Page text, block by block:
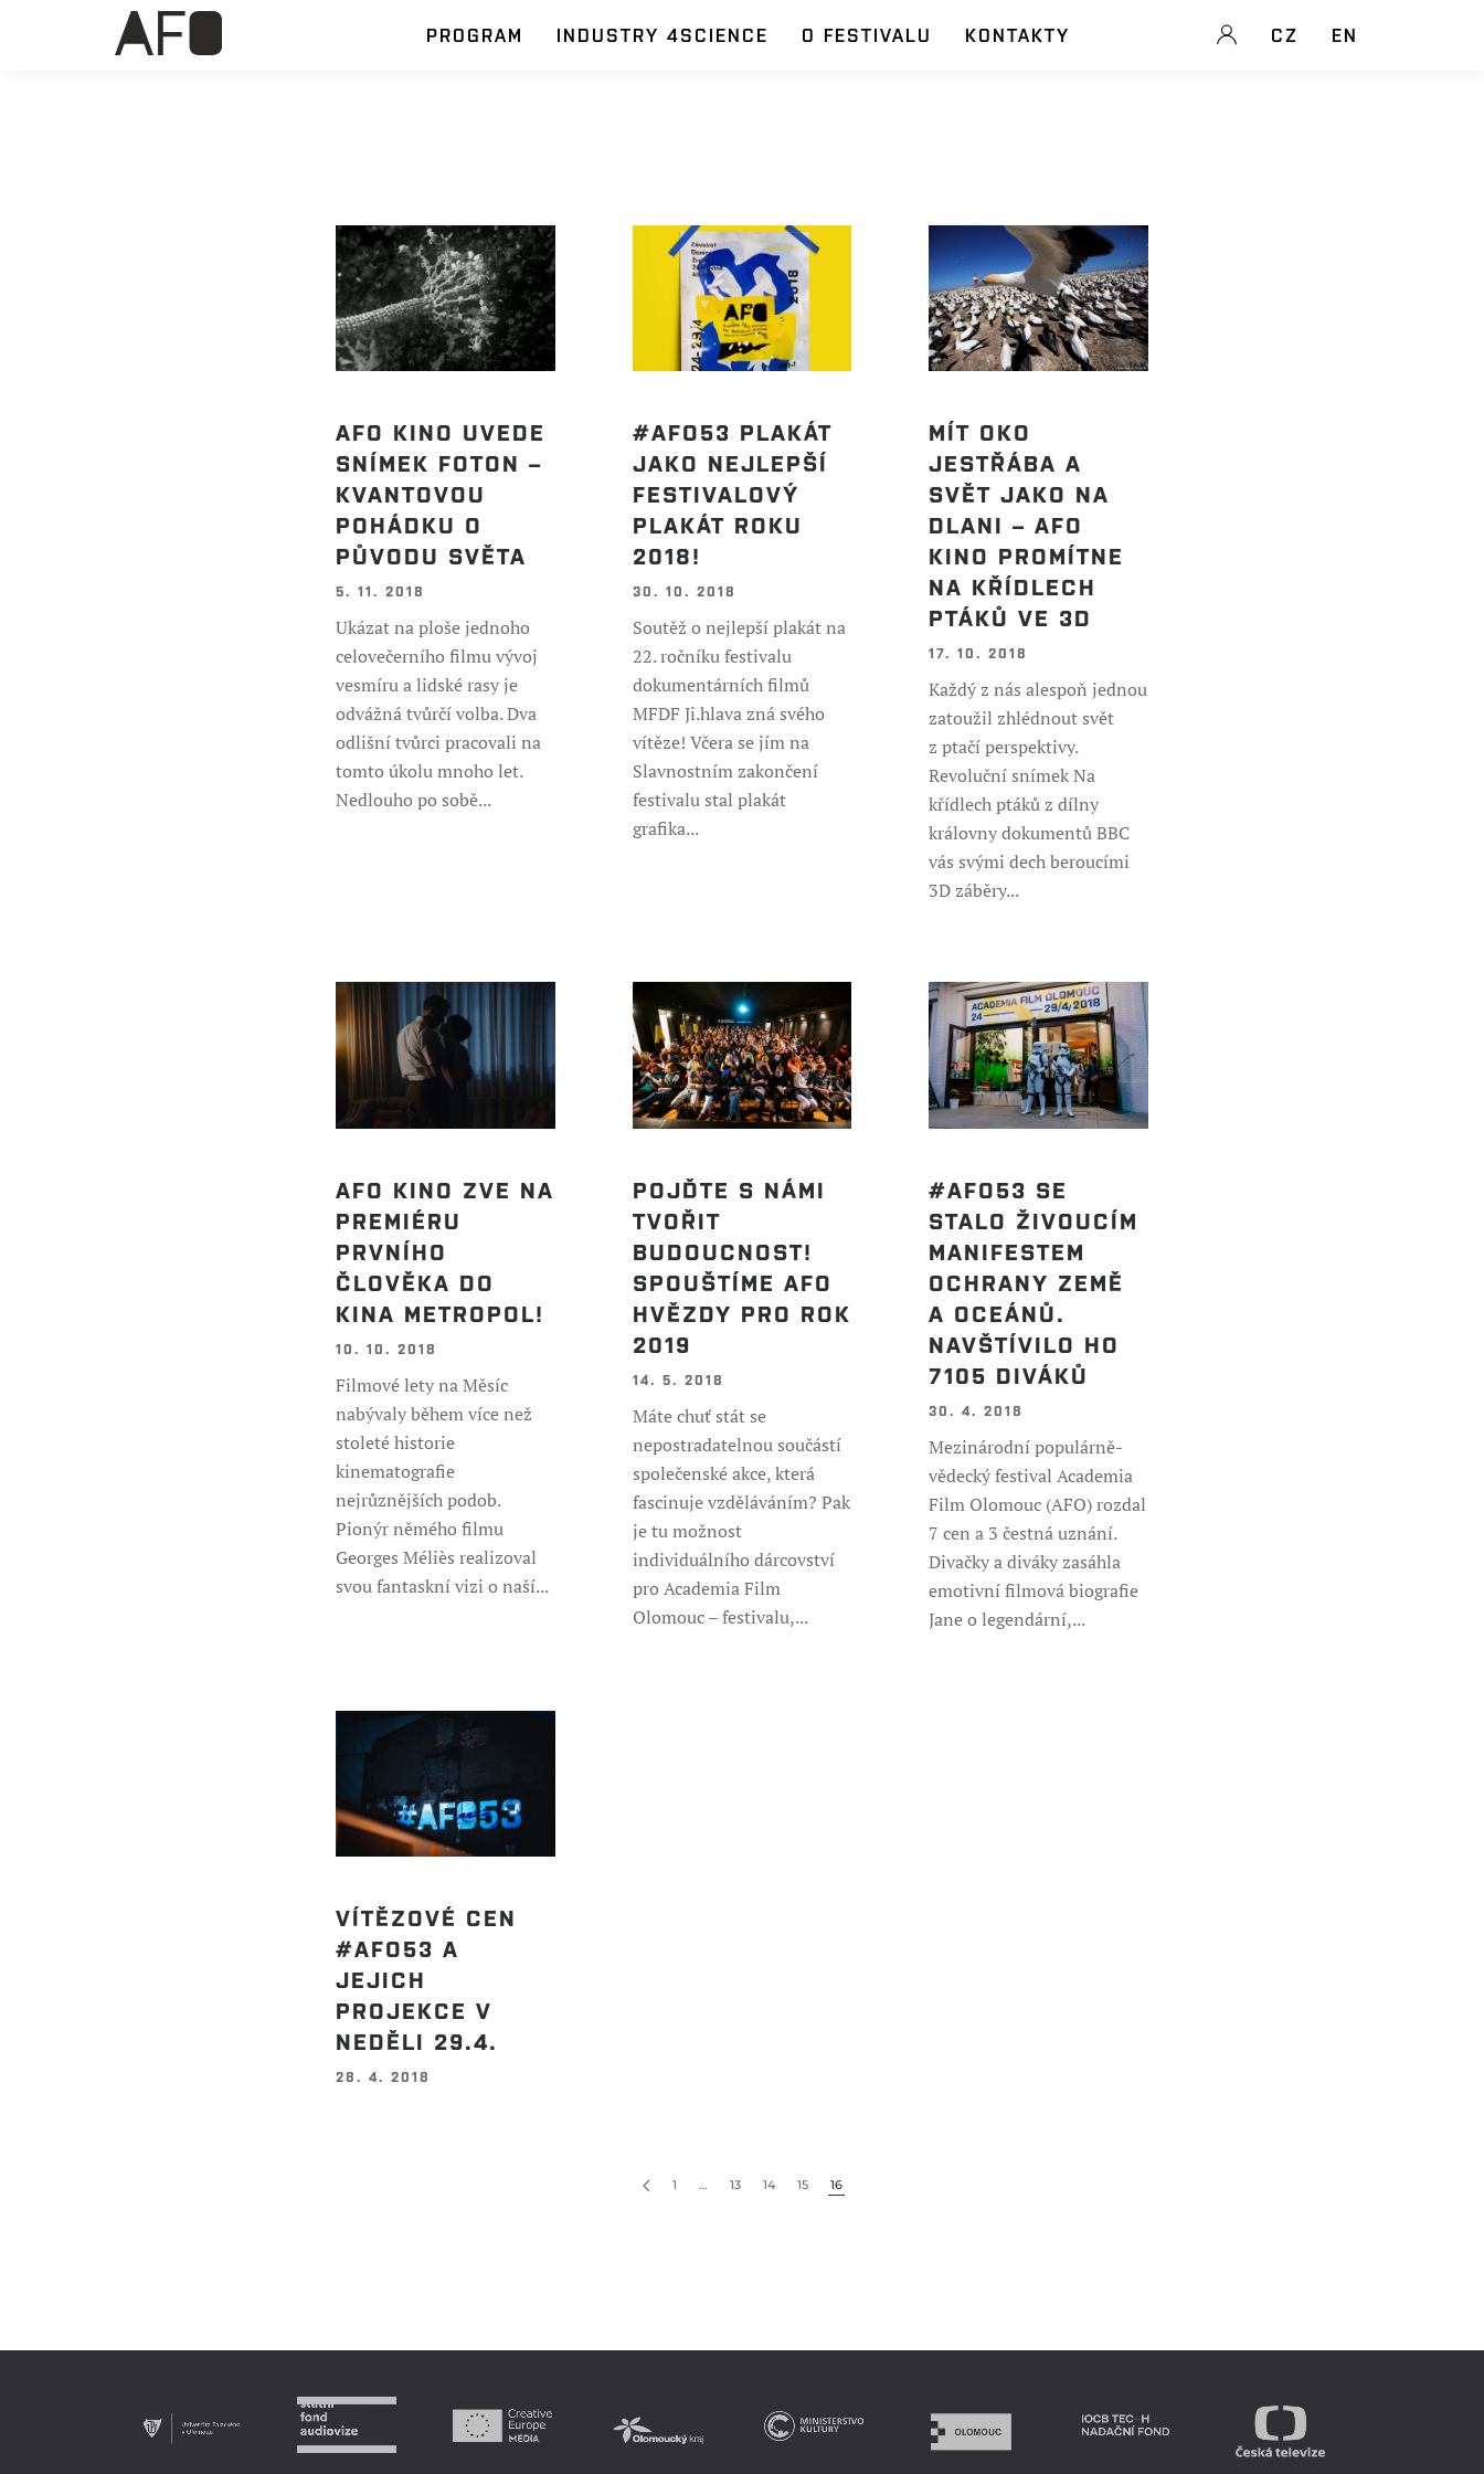
PROGRAM INDUSTRY 4SCIENCE O FESTIVALU KONTAKTY CZ EN
AFO KINO UVEDE
SNÍMEK FOTON –
KVANTOVOU
POHÁDKU O
PŮVODU SVĚTA
5. 11. 2018
Ukázat na ploše jednoho
celovečerního filmu vývoj
vesmíru a lidské rasy je
odvážná tvůrčí volba. Dva
odlišní tvůrci pracovali na
tomto úkolu mnoho let.
Nedlouho po sobě...
#AFO53 PLAKÁT
JAKO NEJLEPŠÍ
FESTIVALOVÝ
PLAKÁT ROKU
2018!
30. 10. 2018
Soutěž o nejlepší plakát na
22. ročníku festivalu
dokumentárních filmů
MFDF Ji.hlava zná svého
vítěze! Včera se jím na
Slavnostním zakončení
festivalu stal plakát
grafika...
MÍT OKO
JESTŘÁBA A
SVĚT JAKO NA
DLANI – AFO
KINO PROMÍTNE
NA KŘÍDLECH
PTÁKŮ VE 3D
17. 10. 2018
Každý z nás alespoň jednou
zatoužil zhlédnout svět
z ptačí perspektivy.
Revoluční snímek Na
křídlech ptáků z dílny
královny dokumentů BBC
vás svými dech beroucími
3D záběry...
AFO KINO ZVE NA
PREMIÉRU
PRVNÍHO
ČLOVĚKA DO
KINA METROPOL!
10. 10. 2018
Filmové lety na Měsíc
nabývaly během více než
stoleté historie
kinematografie
nejrůznějších podob.
Pionýr němého filmu
Georges Méliès realizoval
svou fantaskní vizi o naší...
POJĎTE S NÁMI
TVOŘIT
BUDOUCNOST!
SPOUŠTÍME AFO
HVĚZDY PRO ROK
2019
14. 5. 2018
Máte chuť stát se
nepostradatelnou součástí
společenské akce, která
fascinuje vzděláváním? Pak
je tu možnost
individuálního dárcovství
pro Academia Film
Olomouc – festivalu,...
#AFO53 SE
STALO ŽIVOUCÍM
MANIFESTEM
OCHRANY ZEMĚ
A OCEÁNŮ.
NAVŠTÍVILO HO
7105 DIVÁKŮ
30. 4. 2018
Mezinárodní populárně-
vědecký festival Academia
Film Olomouc (AFO) rozdal
7 cen a 3 čestná uznání.
Divačky a diváky zasáhla
emotivní filmová biografie
Jane o legendární,...
VÍTĚZOVÉ CEN
#AFO53 A
JEJICH
PROJEKCE V
NEDĚLI 29.4.
28. 4. 2018
1 … 13 14 15 16